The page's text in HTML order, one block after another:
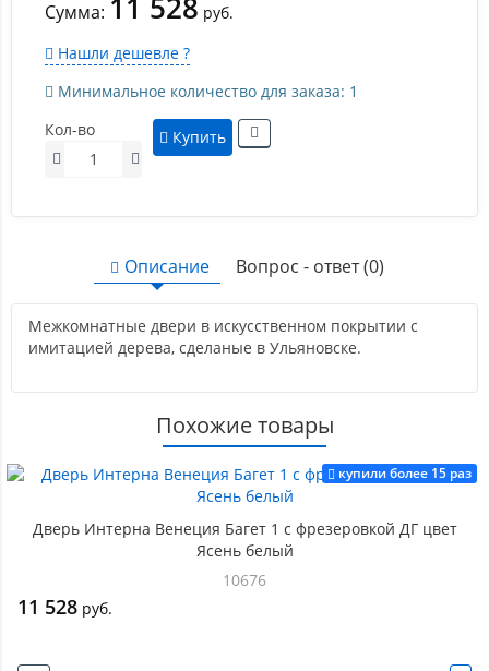
Сумма:
руб.
Нашли дешевле ?
Минимальное количество для заказа: 1
Кол-во
Купить
Описание Вопрос - ответ (0)
Межкомнатные двери в искусственном покрытии с
имитацией дерева, сделаные в Ульяновске.
Похожие товары
купили более 15 раз
Дверь Интерна Венеция Багет 1 с фрезеровкой ДГ цвет
Ясень белый
10676
11 528 руб.